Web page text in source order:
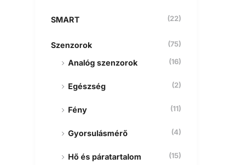
SMART (22)
Szenzorok (75)
Analóg szenzorok (16)
Egészség (2)
Fény (11)
Gyorsulásmérő (4)
Hő és páratartalom (15)